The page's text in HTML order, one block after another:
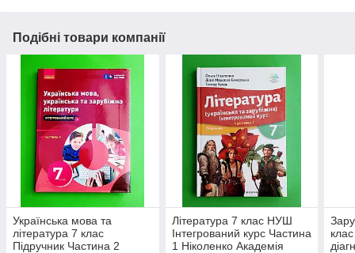
Подібні товари компанії
Українська мова та
література 7 клас
Підручник Частина 2
Література 7 клас НУШ
Інтегрований курс Частина
1 Ніколенко Академія